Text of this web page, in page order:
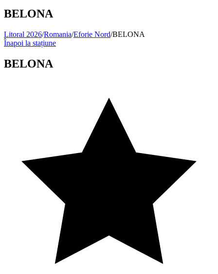
BELONA
Litoral 2026/Romania/Eforie Nord/BELONA
Înapoi la stațiune
BELONA